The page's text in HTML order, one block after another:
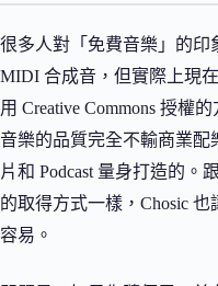
很多人對「免費音樂」的印
MIDI 合成音，但實際上現
用 Creative Commons 授權
音樂的品質完全不輸商業
片和 Podcast 量身打造的。跟
的取得方式一樣，Chosic
容易。